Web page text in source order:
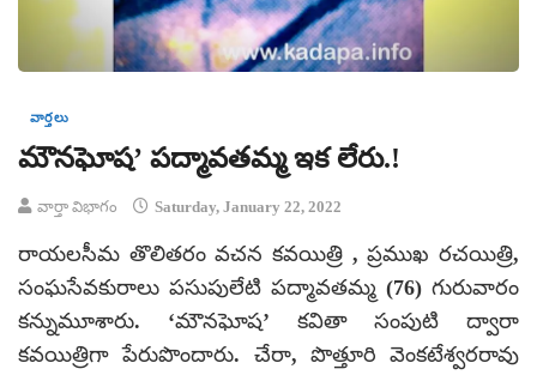
వార్తలు
మౌనఘోష’ పద్మావతమ్మ ఇక లేరు.!
వార్తా విభాగం Saturday, January 22, 2022
రాయలసీమ తొలితరం వచన కవయిత్రి , ప్రముఖ రచయిత్రి,
సంఘసేవకురాలు పసుపులేటి పద్మావతమ్మ (76) గురువారం
కన్నుమూశారు. ‘మౌనఘోష’ కవితా సంపుటి ద్వారా
కవయిత్రిగా పేరుపొందారు. చేరా, పొత్తూరి వెంకటేశ్వరరావు